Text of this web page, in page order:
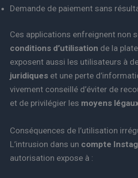
Demande de paiement sans
Ces applications enfreignent non
conditions d’utilisation de la
exposent aussi les utilisateurs à
juridiques et une perte
vivement conseillé d’éviter de
et de privilégier les moyens
Conséquences de l’utilisation
L’intrusion dans un compte
autorisation expose à :